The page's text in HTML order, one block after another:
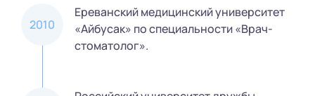
2010
Ереванский медицинский университет
«Айбусак» по специальности «Врач-
стоматолог».